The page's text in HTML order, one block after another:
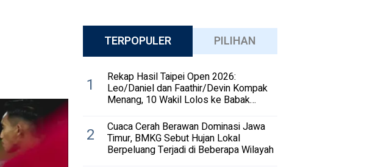
TERPOPULER PILIHAN
1 Rekap Hasil Taipei Open 2026:
Leo/Daniel dan Faathir/Devin Kompak
Menang, 10 Wakil Lolos ke Babak
2 Cuaca Cerah Berawan Dominasi Jawa
Timur, BMKG Sebut Hujan Lokal
Berpeluang Terjadi di Beberapa Wilayah